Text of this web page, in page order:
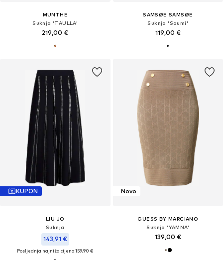
MUNTHE
Suknja 'TAULLA'
219,00 €
SAMSØE SAMSØE
Suknja 'Saumi'
119,00 €
KUPON
LIU JO
Suknja
143,91 €
Posljednja najniža cijena:159,90 €
Novo
GUESS BY MARCIANO
Suknja 'YAMNA'
139,00 €